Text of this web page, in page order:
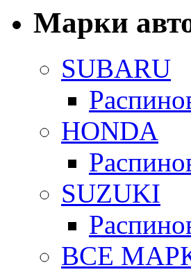
Марки
SUBARU
HONDA
SUZUKI
ВСЕ